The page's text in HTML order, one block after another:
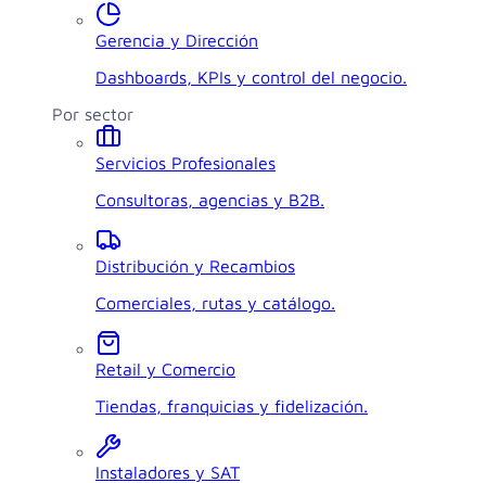
Gerencia y Dirección
Dashboards, KPIs y control del negocio.
Por sector
Servicios Profesionales
Consultoras, agencias y B2B.
Distribución y Recambios
Comerciales, rutas y catálogo.
Retail y Comercio
Tiendas, franquicias y fidelización.
Instaladores y SAT